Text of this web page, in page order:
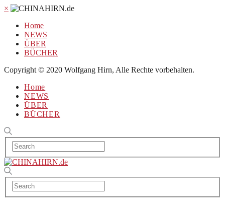
×
Home
NEWS
ÜBER
BÜCHER
Copyright © 2020 Wolfgang Hirn, Alle Rechte vorbehalten.
Home
NEWS
ÜBER
BÜCHER